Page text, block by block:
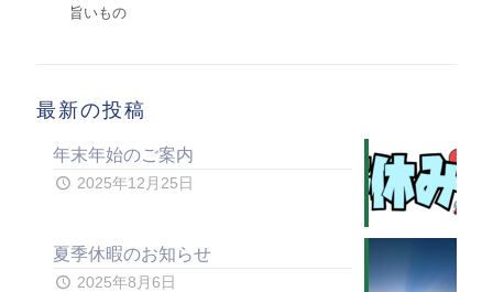
旨いもの
最新の投稿
年末年始のご案内
2025年12月25日
夏季休暇のお知らせ
2025年8月6日